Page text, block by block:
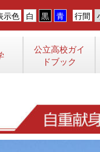
行間
示色
公立高校ガイ
ドブック